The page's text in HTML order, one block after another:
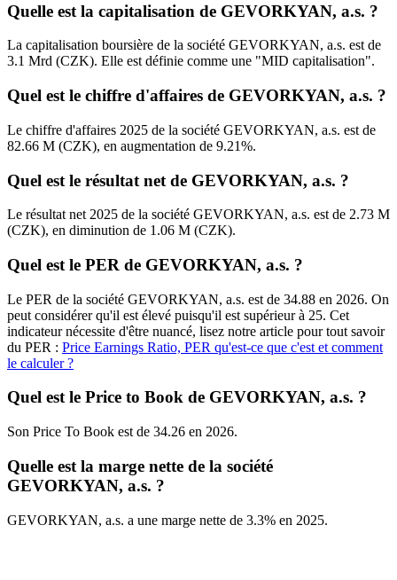
Quelle est la capitalisation de GEVORKYAN, a.s. ?
La capitalisation boursière de la société GEVORKYAN, a.s. est de
3.1 Mrd (CZK). Elle est définie comme une "MID capitalisation".
Quel est le chiffre d'affaires de GEVORKYAN, a.s. ?
Le chiffre d'affaires 2025 de la société GEVORKYAN, a.s. est de
82.66 M (CZK), en augmentation de 9.21%.
Quel est le résultat net de GEVORKYAN, a.s. ?
Le résultat net 2025 de la société GEVORKYAN, a.s. est de 2.73 M
(CZK), en diminution de 1.06 M (CZK).
Quel est le PER de GEVORKYAN, a.s. ?
Le PER de la société GEVORKYAN, a.s. est de 34.88 en 2026. On
peut considérer qu'il est élevé puisqu'il est supérieur à 25. Cet
indicateur nécessite d'être nuancé, lisez notre article pour tout savoir
du PER : Price Earnings Ratio, PER qu'est-ce que c'est et comment
le calculer ?
Quel est le Price to Book de GEVORKYAN, a.s. ?
Son Price To Book est de 34.26 en 2026.
Quelle est la marge nette de la société
GEVORKYAN, a.s. ?
GEVORKYAN, a.s. a une marge nette de 3.3% en 2025.